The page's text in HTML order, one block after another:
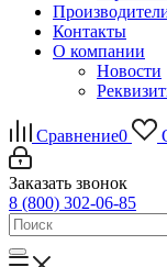
Контакты
О компании
Новости
Сравнение0
Заказать звонок
8 (800) 302-06-85